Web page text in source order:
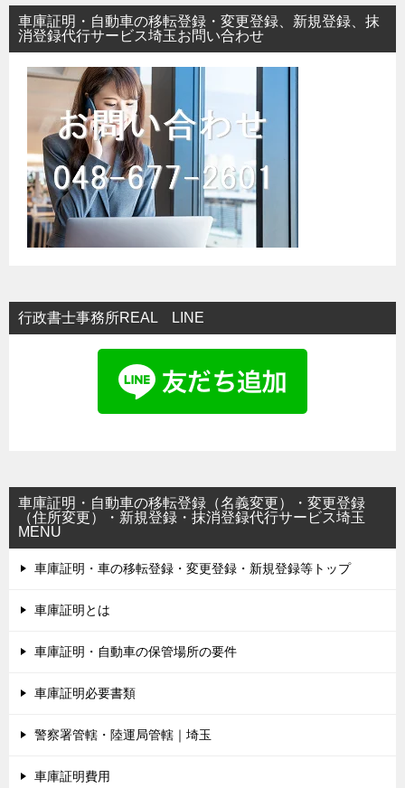
ビ
ゲ
車庫証明・自動車の移転登録・変更登録、新規登録、抹
消登録代行サービス埼玉お問い合わせ
行政書士事務所REAL LINE
車庫証明・自動車の移転登録（名義変更）・変更登録
（住所変更）・新規登録・抹消登録代行サービス埼玉
MENU
車庫証明・車の移転登録・変更登録・新規登録等トップ
車庫証明とは
車庫証明・自動車の保管場所の要件
車庫証明必要書類
警察署管轄・陸運局管轄｜埼玉
車庫証明費用